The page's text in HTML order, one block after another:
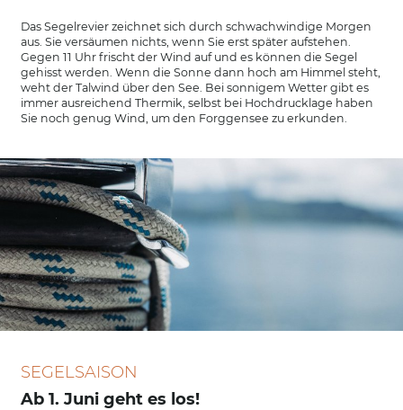
Das Segelrevier zeichnet sich durch schwachwindige Morgen
aus. Sie versäumen nichts, wenn Sie erst später aufstehen.
Gegen 11 Uhr frischt der Wind auf und es können die Segel
gehisst werden. Wenn die Sonne dann hoch am Himmel steht,
weht der Talwind über den See. Bei sonnigem Wetter gibt es
immer ausreichend Thermik, selbst bei Hochdrucklage haben
Sie noch genug Wind, um den Forggensee zu erkunden.
SEGELSAISON
Ab 1. Juni geht es los!